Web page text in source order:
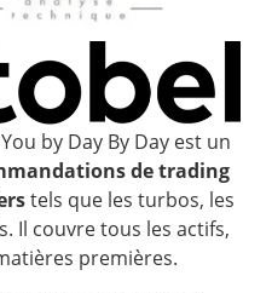
by Day By Day est un
de trading
tels que les turbos, les
Il couvre tous les actifs,
premières.